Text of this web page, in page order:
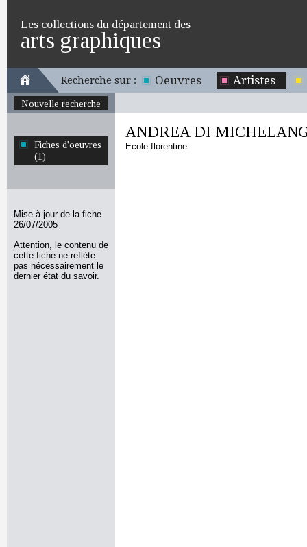
Les collections du département des
arts graphiques
Recherche sur : Oeuvres Artistes
Nouvelle recherche
Fiches d'oeuvres
(1)
Mise à jour de la fiche
26/07/2005
Attention, le contenu de
cette fiche ne reflète
pas nécessairement le
dernier état du savoir.
ANDREA DI
Ecole florentine